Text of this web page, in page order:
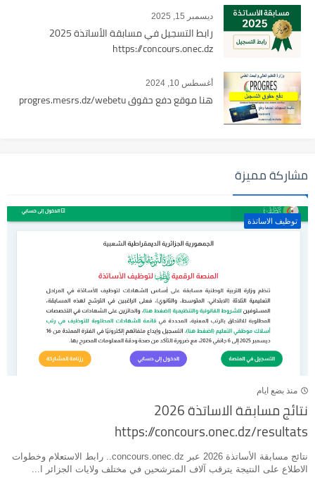
ديسمبر 15, 2025
رابط التسجيل في مسابقة الأساتذة 2025
https://concours.onec.dz
أغسطس 10, 2024
هنا موقع دفع حقوق progres.mesrs.dz/webetu
مشاركة مميزة
توظيف الاساتذة
منذ بضع ايام
نتائج مسابقة الاساتذة 2026
https://concours.onec.dz/resultats
نتائج مسابقة الأساتذة 2026 عبر concours.onec.dz.. رابط الاستعلام وخطوات
الاطلاع على النتيجة يترقب آلاف المترشحين في مختلف ولايات الجزائر ا...